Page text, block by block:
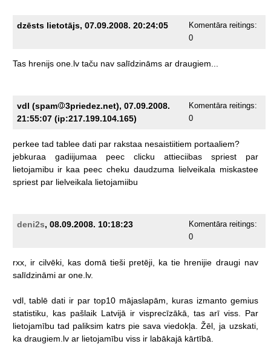
dzēsts lietotājs, 07.09.2008. 20:24:05
Komentāra reitings:
0
Tas hrenijs one.lv taču nav salīdzināms ar draugiem...
vdl (spam
3priedez.net), 07.09.2008.
21:55:07 (ip:217.199.104.165)
Komentāra reitings:
0
perkee tad tablee dati par rakstaa nesaistiitiem portaaliem?
jebkuraa
gadiijumaa peec clicku attieciibas spriest
par
lietojamibu ir kaa peec cheku daudzuma lielveikala miskastee
spriest par lielveikala lietojamiibu
deni2s, 08.09.2008. 10:18:23
Komentāra reitings:
0
rxx, ir cilvēki, kas domā tieši pretēji, ka tie hrenijie draugi nav
salīdzināmi ar one.lv.
vdl, tablē dati ir par top10 mājaslapām, kuras izmanto gemius
statistiku,
kas pašlaik Latvijā ir visprecīzākā, tas arī viss.
Par
lietojamību tad paliksim katrs pie sava viedokļa. Žēl, ja uzskati,
ka draugiem.lv ar lietojamību viss ir labākajā kārtībā.